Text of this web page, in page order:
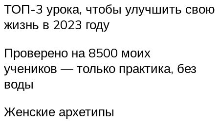
ТОП-3 урока, чтобы улучшить свою
жизнь в 2023 году
Проверено на 8500 моих
учеников — только практика, без
воды
Женские архетипы